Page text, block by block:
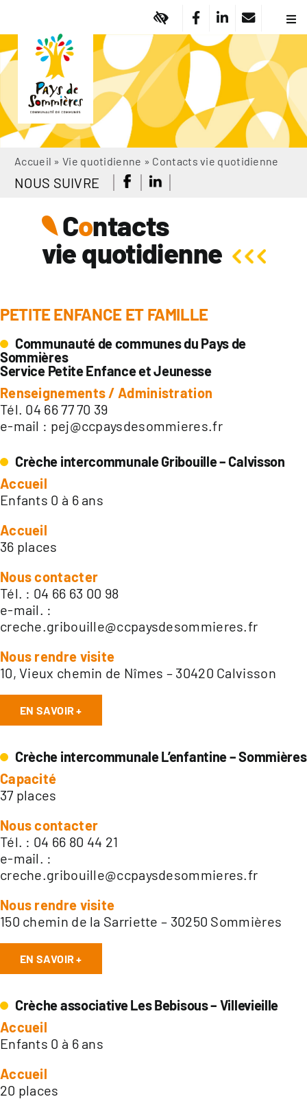
contenu
à
Accueil »Vie quotidienne » Contacts vie quotidienne
NOUS SUIVRE
Contacts
vie quotidienne
PETITE ENFANCE ET FAMILLE
Communauté de communes du Pays de
Sommières
Service Petite Enfance et Jeunesse
Renseignements / Administration
Tél. 04 66 77 70 39
e-mail : pej@ccpaysdesommieres.fr
Crèche intercommunale Gribouille – Calvisson
Accueil
Enfants 0 à 6 ans
Accueil
36 places
Nous contacter
Tél. : 04 66 63 00 98
e-mail. :
creche.gribouille@ccpaysdesommieres.fr
Nous rendre visite
10, Vieux chemin de Nîmes – 30420 Calvisson
EN SAVOIR +
Crèche intercommunale L’enfantine – Sommières
Capacité
37 places
Nous contacter
Tél. : 04 66 80 44 21
e-mail. :
creche.gribouille@ccpaysdesommieres.fr
Nous rendre visite
150 chemin de la Sarriette – 30250 Sommières
EN SAVOIR +
Crèche associative Les Bebisous – Villevieille
Accueil
Enfants 0 à 6 ans
Accueil
20 places